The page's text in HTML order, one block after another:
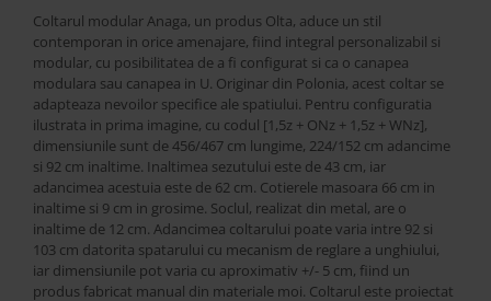
Canapele
Paturi Tapitate
Paturi Copii
Fotolii si Demifotolii
Accesorii
Olta
Canapele
Fotolii si Demifotolii
Best Sleep
Saltele
Coltarul modular Anaga, un produs Olta, aduce un stil
contemporan in orice amenajare, fiind integral personalizabil si
modular, cu posibilitatea de a fi configurat si ca o canapea
modulara sau canapea in U. Originar din Polonia, acest coltar se
adapteaza nevoilor specifice ale spatiului. Pentru configuratia
ilustrata in prima imagine, cu codul [1,5z + ONz + 1,5z + WNz],
dimensiunile sunt de 456/467 cm lungime, 224/152 cm adancime
si 92 cm inaltime. Inaltimea sezutului este de 43 cm, iar
adancimea acestuia este de 62 cm. Cotierele masoara 66 cm in
inaltime si 9 cm in grosime. Soclul, realizat din metal, are o
inaltime de 12 cm. Adancimea coltarului poate varia intre 92 si
103 cm datorita spatarului cu mecanism de reglare a unghiului,
iar dimensiunile pot varia cu aproximativ +/- 5 cm, fiind un
produs fabricat manual din materiale moi. Coltarul este proiectat